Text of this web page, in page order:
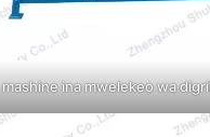
mashine ina mwelekeo wa